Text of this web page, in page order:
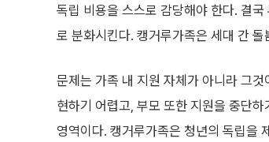
독립 비용을 스스로 감당해야 한다. 결
로 분화시킨다. 캥거루가족은 세대 간
문제는 가족 내 지원 자체가 아니라 그
현하기 어렵고, 부모 또한 지원을 중단
영역이다. 캥거루가족은 청년의 독립을